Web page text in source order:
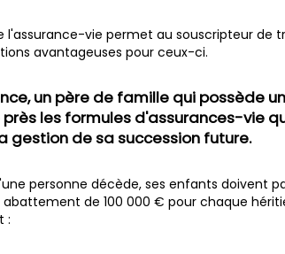
l'assurance-vie permet au souscripteur de
avantageuses pour ceux-ci.
un père de famille qui possède
les formules d'assurances-vie
gestion de sa succession future.
personne décède, ses enfants doivent
de 100 000 € pour chaque
: